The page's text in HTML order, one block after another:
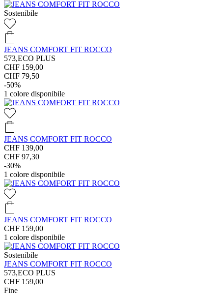
Sostenibile
JEANS COMFORT FIT ROCCO
573,ECO PLUS
CHF 159,00
CHF 79,50
-50%
1 colore disponibile
JEANS COMFORT FIT ROCCO
CHF 139,00
CHF 97,30
-30%
1 colore disponibile
JEANS COMFORT FIT ROCCO
CHF 159,00
1 colore disponibile
Sostenibile
JEANS COMFORT FIT ROCCO
573,ECO PLUS
CHF 159,00
Fine